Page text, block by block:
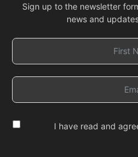
Sign up to the newsletter
news and
I have read and